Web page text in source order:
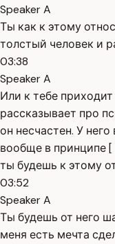
Speaker A
Ты как к этому
толстый человек и
03:38
Speaker A
Или к тебе
рассказывает про
он несчастен. У
вообще в принципе [
ты будешь к этому
03:52
Speaker A
Ты будешь от него
меня есть мечта